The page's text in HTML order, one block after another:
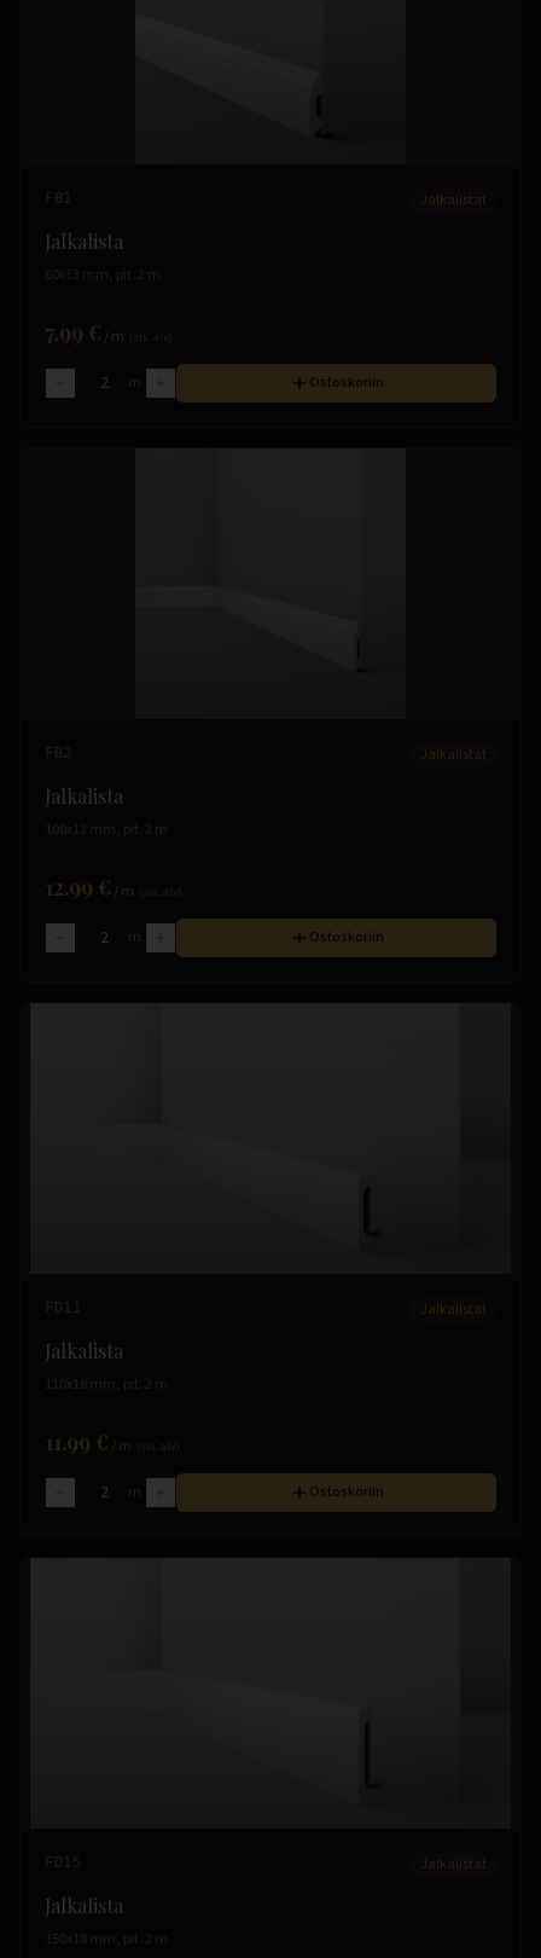
FB1 Jalkalistat
Jalkalista
60x13 mm, pit. 2 m
7.99 € /m
m Ostoskoriin
FB2 Jalkalistat
Jalkalista
100x13 mm, pit. 2 m
12.99 € /m
m Ostoskoriin
FD11 Jalkalistat
Jalkalista
110x18 mm, pit. 2 m
11.99 € /m
m Ostoskoriin
FD15 Jalkalistat
Jalkalista
150x18 mm, pit. 2 m